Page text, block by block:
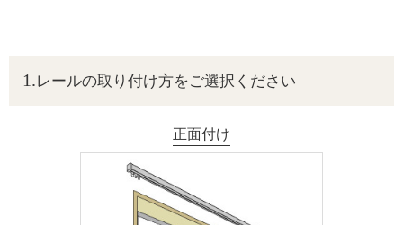
レールの取り付け方をご選択ください
正面付け